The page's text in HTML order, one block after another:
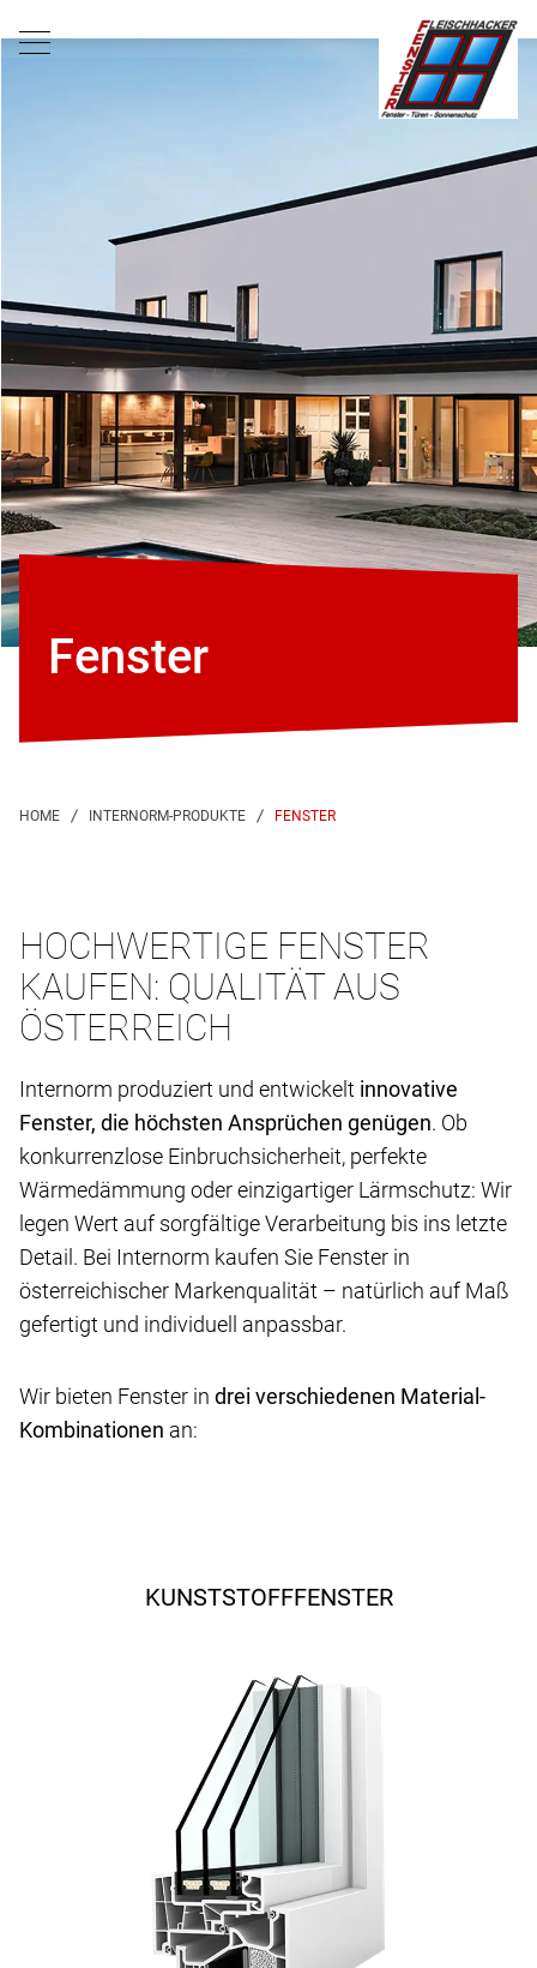
Fenster
FENSTER
HOCHWERTIGE FENSTER
KAUFEN: QUALITÄT AUS
ÖSTERREICH
Internorm produziert und entwickelt innovative
Fenster, die höchsten Ansprüchen genügen. Ob
konkurrenzlose Einbruchsicherheit, perfekte
Wärmedämmung oder einzigartiger Lärmschutz: Wir
legen Wert auf sorgfältige Verarbeitung bis ins letzte
Detail. Bei Internorm kaufen Sie Fenster in
österreichischer Markenqualität – natürlich auf Maß
gefertigt und individuell anpassbar.
Wir bieten Fenster in drei verschiedenen Material-
Kombinationen an:
KUNSTSTOFFFENSTER